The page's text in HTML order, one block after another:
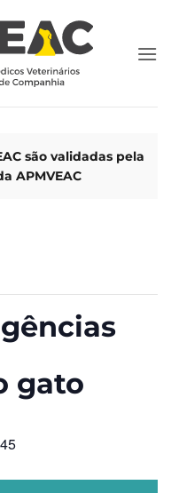
são validadas pela
APMVEAC
gato